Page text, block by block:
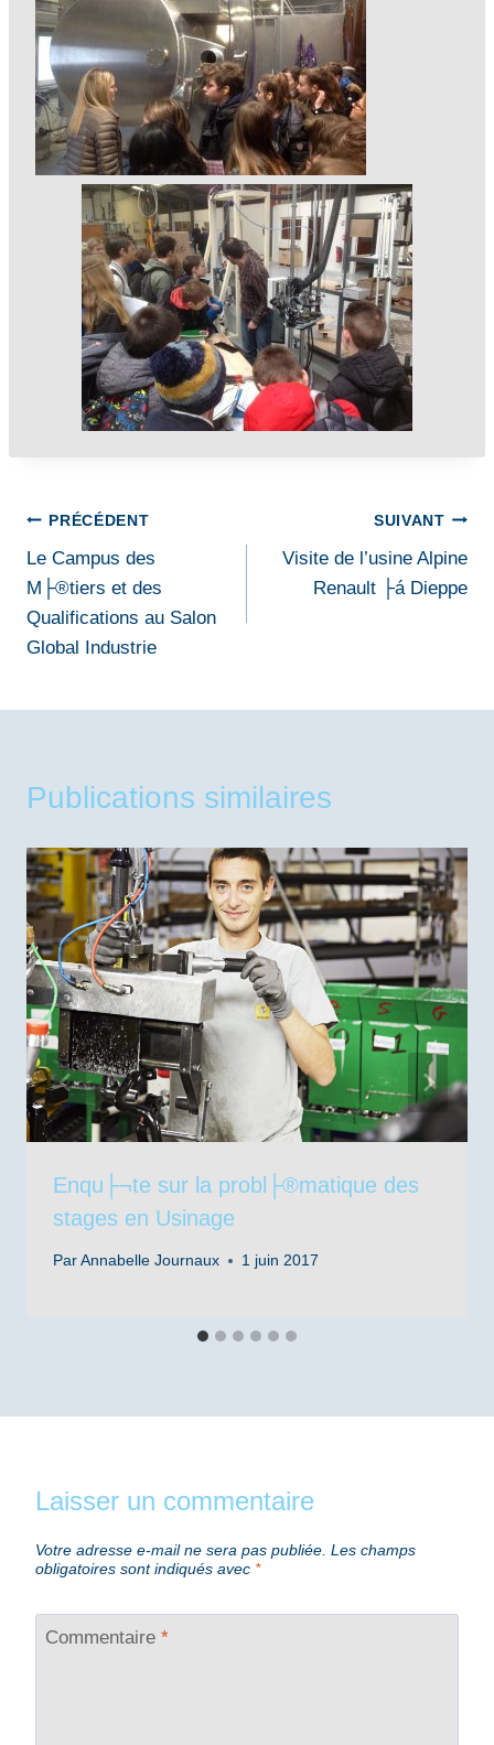
Navigation
de
l’article
PRÉCÉDENT
Le Campus des
M├®tiers et des
Qualifications au Salon
Global Industrie
SUIVANT
Visite de l’usine Alpine
Renault ├á Dieppe
Publications similaires
Enqu├¬te sur la probl├®matique des
stages en Usinage
Par Annabelle Journaux 1 juin 2017
Laisser un commentaire
Votre adresse e-mail ne sera pas publiée. Les champs
obligatoires sont indiqués avec *
Commentaire *